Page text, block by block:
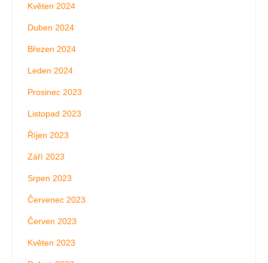
Květen 2024
Duben 2024
Březen 2024
Leden 2024
Prosinec 2023
Listopad 2023
Říjen 2023
Září 2023
Srpen 2023
Červenec 2023
Červen 2023
Květen 2023